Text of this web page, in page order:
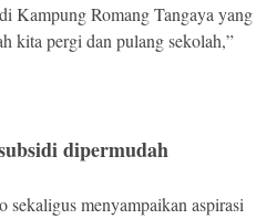
Kampung Romang Tangaya yang
kita pergi dan pulang sekolah,”
dipermudah
sekaligus menyampaikan aspirasi